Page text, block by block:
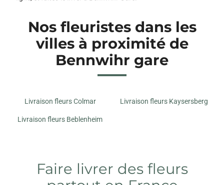
Nos fleuristes dans les
villes à proximité de
Bennwihr gare
Livraison fleurs Colmar Livraison fleurs Kaysersberg
Livraison fleurs Beblenheim
Faire livrer des fleurs